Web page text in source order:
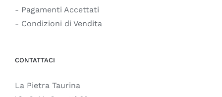
- Pagamenti Accettati
- Condizioni di Vendita
CONTATTACI
La Pietra Taurina